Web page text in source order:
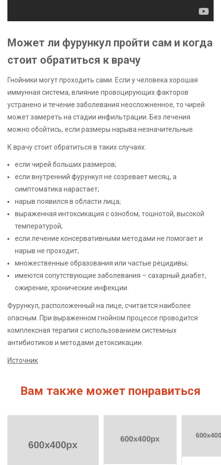
Может ли фурункул пройти сам и когда
стоит обратиться к врачу
Гнойники могут проходить сами. Если у человека хорошая
иммунная система, влияние провоцирующих факторов
устранено и течение заболевания неосложненное, то чирей
может замереть на стадии инфильтрации. Без лечения
можно обойтись, если размеры нарыва незначительные.
К врачу стоит обратиться в таких случаях:
если чирей больших размеров;
если внутренний фурункул не созревает месяц, а
симптоматика нарастает;
нарыв появился в области лица;
выраженная интоксикация с ознобом, тошнотой, высокой
температурой;
если лечение консервативными методами не помогает и
нарыв не проходит;
множественные образования или частые рецидивы;
имеются сопутствующие заболевания – сахарный диабет,
ожирение, хронические инфекции.
Фурункул, расположенный на лице, считается наиболее
опасным. При выраженном гнойном процессе проводится
комплексная терапия с использованием системных
антибиотиков и методами детоксикации.
Источник
Вам также может понравиться